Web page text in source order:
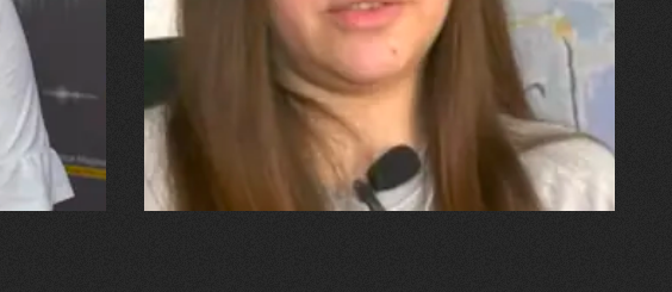
"Я перенесла 11 операцій, та
плакала від фантомного
болю. Але маленька донька
бере за руку і змушує йти
далі"